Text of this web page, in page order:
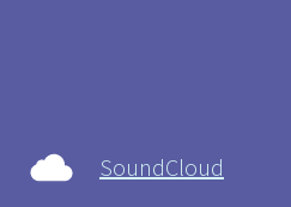
SoundCloud